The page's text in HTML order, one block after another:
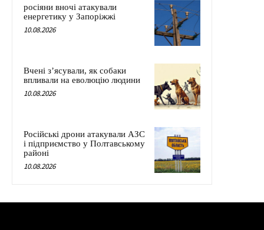
росіяни вночі атакували
енергетику у Запоріжжі
10.08.2026
Вчені з’ясували, як собаки
впливали на еволюцію людини
10.08.2026
Російські дрони атакували АЗС
і підприємство у Полтавському
районі
10.08.2026